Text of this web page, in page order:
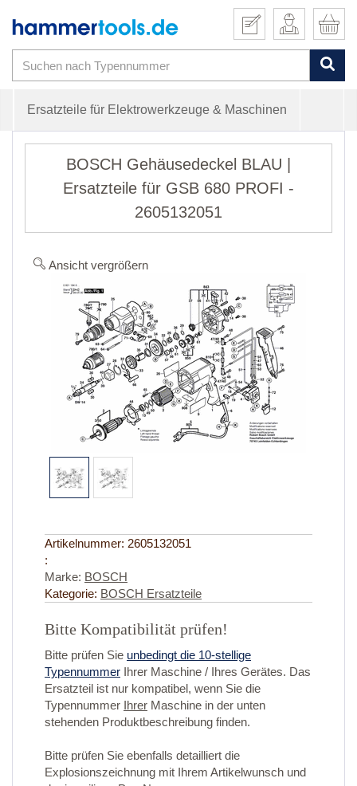
Ersatzteile für Elektrowerkzeuge & Maschinen
BOSCH Gehäusedeckel BLAU |
Ersatzteile für GSB 680 PROFI -
2605132051
Ansicht vergrößern
Artikelnummer: 2605132051
:
Marke: BOSCH
Kategorie: BOSCH Ersatzteile
Bitte Kompatibilität prüfen!
Bitte prüfen Sie unbedingt die 10-stellige
Typennummer Ihrer Maschine / Ihres Gerätes. Das
Ersatzteil ist nur kompatibel, wenn Sie die
Typennummer Ihrer Maschine in der unten
stehenden Produktbeschreibung finden.
Bitte prüfen Sie ebenfalls detailliert die
Explosionszeichnung mit Ihrem Artikelwunsch und